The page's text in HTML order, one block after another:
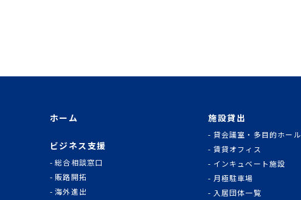
ホーム
ビジネス支援
総合相談窓口
販路開拓
海外進出
施設貸出
貸会議室・多目的ホール
賃貸オフィス
インキュベート施設
月極駐車場
入居団体一覧